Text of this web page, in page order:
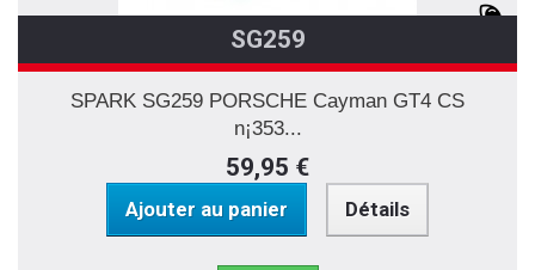
SG259
SPARK SG259 PORSCHE Cayman GT4 CS
n¡353...
59,95 €
Ajouter au panier Détails